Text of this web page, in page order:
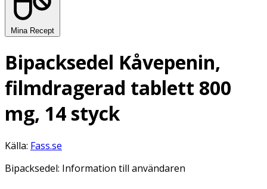
Mina Recept
Bipacksedel Kåvepenin,
filmdragerad tablett 800
mg, 14 styck
Källa: Fass.se
Bipacksedel: Information till användaren